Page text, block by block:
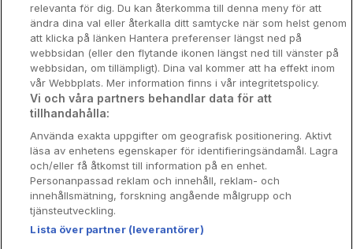
Nya hotell
Stadsweekend
Booking Enquiries:
Hotellsupport:scandinavian@digibreaks.com
Hotellpremien.se av en del av Coop
Sverige. Coop Sverige 171 88 Solna,
Telefon: 010-742 00 00, Org.nr: 556710-
relevanta för dig. Du kan återkomma till denna meny för att
ändra dina val eller återkalla ditt samtycke när som helst genom
att klicka på länken Hantera preferenser längst ned på
webbsidan (eller den flytande ikonen längst ned till vänster på
webbsidan, om tillämpligt). Dina val kommer att ha effekt inom
vår Webbplats. Mer information finns i vår integritetspolicy.
Vi och våra partners behandlar data för att
tillhandahålla:
Använda exakta uppgifter om geografisk positionering. Aktivt
läsa av enhetens egenskaper för identifieringsändamål. Lagra
och/eller få åtkomst till information på en enhet.
Personanpassad reklam och innehåll, reklam- och
innehållsmätning, forskning angående målgrupp och
tjänsteutveckling.
Lista över partner (leverantörer)